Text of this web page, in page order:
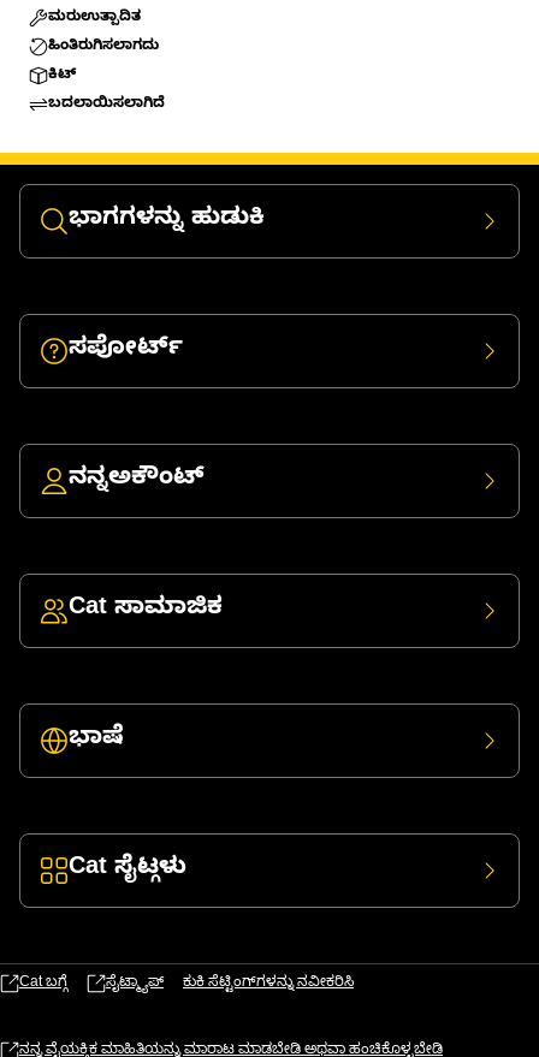
ಮರುಉತ್ಪಾದಿತ
ಹಿಂತಿರುಗಿಸಲಾಗದು
ಕಿಟ್
ಬದಲಾಯಿಸಲಾಗಿದೆ
ಭಾಗಗಳನ್ನು ಹುಡುಕಿ
ಸಪೋರ್ಟ್
ನನ್ನಅಕೌಂಟ್
Cat ಸಾಮಾಜಿಕ
ಭಾಷೆ
Cat ಸೈಟ್ಗಳು
Cat ಬಗ್ಗೆ ಸೈಟ್ಮ್ಯಾಪ್ ಕುಕಿ ಸೆಟ್ಟಿಂಗ್‌ಗಳನ್ನು ನವೀಕರಿಸಿ
ನನ್ನ ವೈಯಕ್ತಿಕ ಮಾಹಿತಿಯನ್ನು ಮಾರಾಟ ಮಾಡಬೇಡಿ ಅಥವಾ ಹಂಚಿಕೊಳ್ಳಬೇಡಿ